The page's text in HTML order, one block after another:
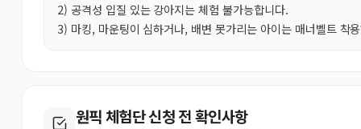
2) 공격성 입질 있는 강아지는 체험 불가능합니다.
3) 마킹, 마운팅이 심하거나, 배변 못가리는 아이는 매너벨트 착
원픽 체험단 신청 전 확인사항